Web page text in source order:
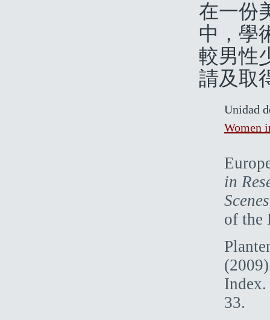
在一份
中，學
較男性
請及取
Unidad
Women
in
Scenes
of the
Index.
33.